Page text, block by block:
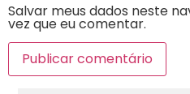
Salvar meus dados neste
vez que eu comentar.